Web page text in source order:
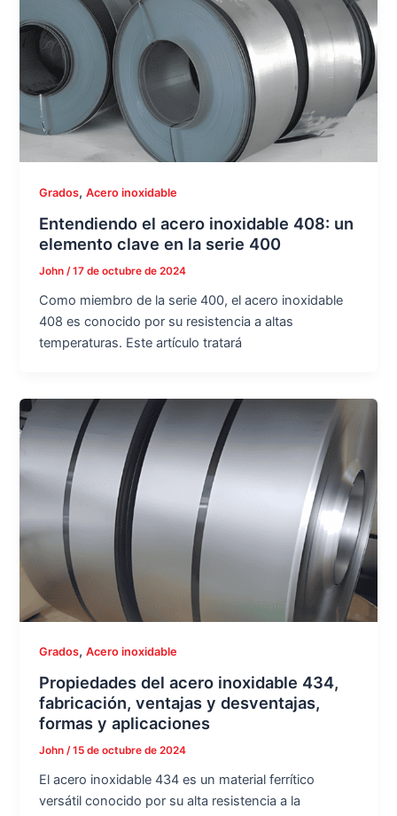
Grados,Acero inoxidable
Entendiendo el acero inoxidable 408: un
elemento clave en la serie 400
John /17 de octubre de 2024
Como miembro de la serie 400, el acero inoxidable
408 es conocido por su resistencia a altas
temperaturas. Este artículo tratará
Grados,Acero inoxidable
Propiedades del acero inoxidable 434,
fabricación, ventajas y desventajas,
formas y aplicaciones
John/15 de octubre de 2024
El acero inoxidable 434 es un material ferrítico
versátil conocido por su alta resistencia a la